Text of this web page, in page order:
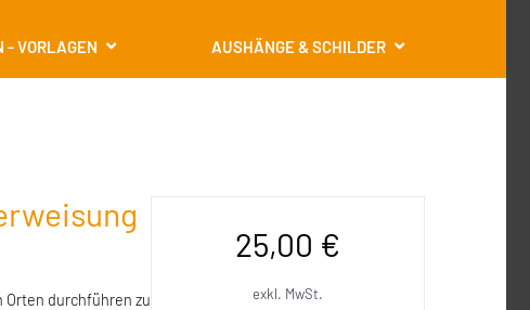
- VORLAGEN AUSHÄNGE & SCHILDER
durchführen zu
25,00 €
exkl. MwSt.